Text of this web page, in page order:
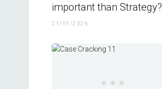
important than Strategy?
21/01/2026